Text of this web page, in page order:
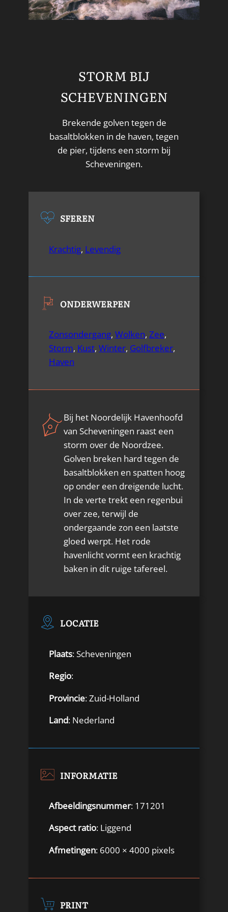
STORM BIJ
SCHEVENINGEN
Brekende golven tegen de
basaltblokken in de haven, tegen
de pier, tijdens een storm bij
Scheveningen.
SFEREN
Krachtig, Levendig
ONDERWERPEN
Zonsondergang, Wolken, Zee,
Storm, Kust, Winter, Golfbreker,
Haven
Bij het Noordelijk Havenhoofd
van Scheveningen raast een
storm over de Noordzee.
Golven breken hard tegen de
basaltblokken en spatten hoog
op onder een dreigende lucht.
In de verte trekt een regenbui
over zee, terwijl de
ondergaande zon een laatste
gloed werpt. Het rode
havenlicht vormt een krachtig
baken in dit ruige tafereel.
LOCATIE
Plaats: Scheveningen
Regio:
Provincie: Zuid-Holland
Land: Nederland
INFORMATIE
Afbeeldingsnummer: 171201
Aspect ratio: Liggend
Afmetingen: 6000 × 4000 pixels
PRINT